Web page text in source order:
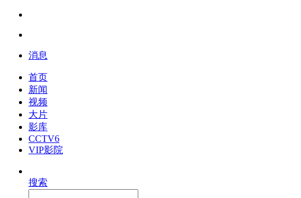
消息
首页
新闻
视频
大片
影库
CCTV6
VIP影院
搜索